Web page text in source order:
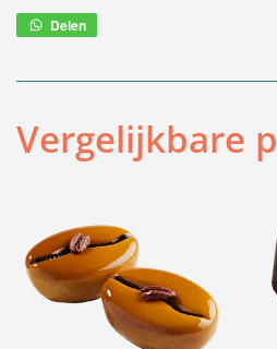
Delen
Vergelijkbare